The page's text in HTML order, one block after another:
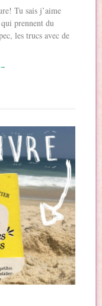
Tu sais j’aime
prennent du
les trucs avec de
→